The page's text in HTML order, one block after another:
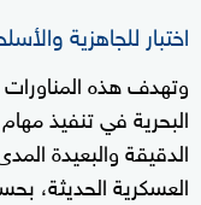
اختبار للجاهزية
وتهدف هذه المناورات
البحرية في تنفيذ
الدقيقة والبعيدة
العسكرية الحديثة،